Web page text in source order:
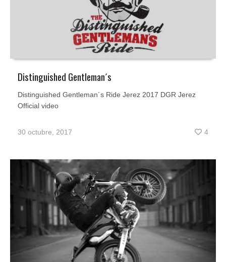
Distinguished Gentleman´s
Distinguished Gentleman´s Ride Jerez 2017 DGR Jerez
Official video
30 octubre, 2017 4